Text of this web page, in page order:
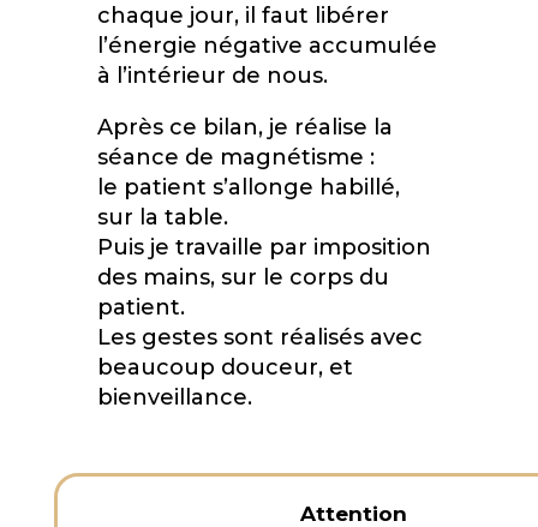
chaque jour, il faut libérer
l’énergie négative accumulée
à l’intérieur de nous.
Après ce bilan, je réalise la
séance de magnétisme :
le patient s’allonge habillé,
sur la table.
Puis je travaille par imposition
des mains, sur le corps du
patient.
Les gestes sont réalisés avec
beaucoup douceur, et
bienveillance.
Attention